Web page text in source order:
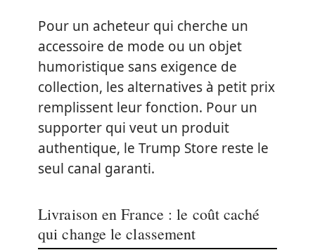
Pour un acheteur qui cherche un
accessoire de mode ou un objet
humoristique sans exigence de
collection, les alternatives à petit prix
remplissent leur fonction. Pour un
supporter qui veut un produit
authentique, le Trump Store reste le
seul canal garanti.
Livraison en France : le coût caché
qui change le classement